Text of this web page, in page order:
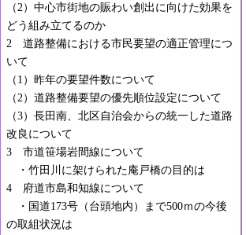
（2）中心市街地の賑わい創出に向けた効果を
どう組み立てるのか
2 道路整備における市民要望の適正管理につ
いて
（1）昨年の要望件数について
（2）道路整備要望の優先順位設定について
（3）長田南、北区自治会からの統一した道路
改良について
3 市道笹場岩間線について
・竹田川に架けられた庵戸橋の目的は
4 府道市島和知線について
・国道173号（台頭地内）まで500ｍの今後
の取組状況は